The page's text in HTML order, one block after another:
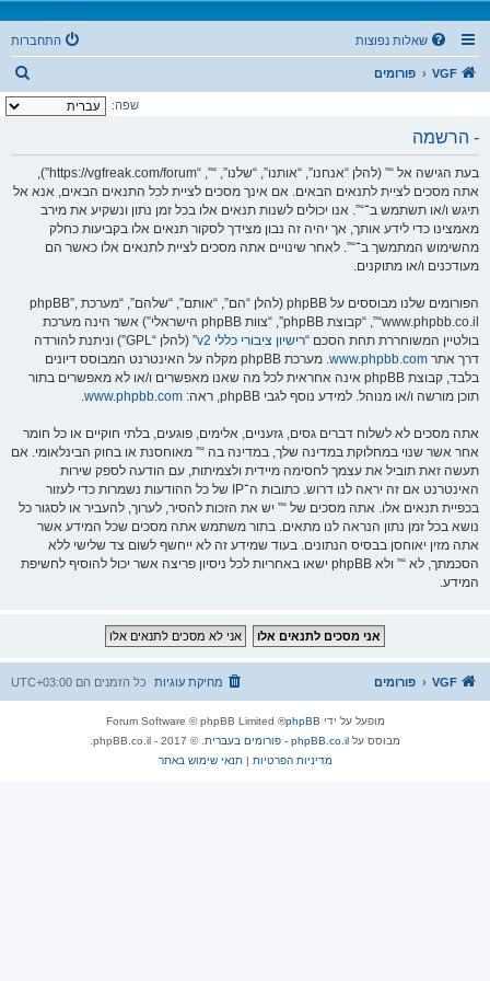
שאלות נפוצות התחברות
VGF פורומים
י
שפה:
- הרשמה
בעת הגישה אל “” (להלן “אנחנו”, “אותנו”, “שלנו”, “”, “https://vgfreak.com/forum”),
אתה מסכים לציית לתנאים הבאים. אם אינך מסכים לציית לכל התנאים הבאים, אנא אל
תיגש ו/או תשתמש ב־“”. אנו יכולים לשנות תנאים אלו בכל זמן נתון ונשקיע את מירב
מאמצינו כדי לידע אותך, אך יהיה זה נבון מצידך לסקור תנאים אלו בקביעות כחלק
מהשימוש המתמשך ב־“”. לאחר שינויים אתה מסכים לציית לתנאים אלו כאשר הם
מעודכנים ו/או מתוקנים.
הפורומים שלנו מבוססים על phpBB (להלן “הם”, “אותם”, “שלהם”, “מערכת phpBB”,
“www.phpbb.co.il”, “קבוצת phpBB”, “צוות phpBB הישראלי”) אשר הינה מערכת
בולטיין המשוחררת תחת הסכם “רישיון ציבורי כללי v2
” (להלן “GPL”) וניתנת להורדה
דרך אתר www.phpbb.com
. מערכת phpBB מקלה על האינטרנט המבוסס דיונים
בלבד, קבוצת phpBB אינה אחראית לכל מה שאנו מאפשרים ו/או לא מאפשרים בתור
תוכן מורשה ו/או מנוהל. למידע נוסף לגבי phpBB, ראה:
www.phpbb.com
.
אתה מסכים לא לשלוח דברים גסים, גזעניים, אלימים, פוגעים, בלתי חוקיים או כל חומר
אחר אשר שנוי במחלוקת במדינה שלך, במדינה בה “” מאוחסנת או בחוק הבינלאומי. אם
תעשה זאת תוביל את עצמך לחסימה מיידית ולצמיתות, עם הודעה לספק שירות
האינטרנט אם זה יראה לנו דרוש. כתובות ה־IP של כל ההודעות נשמרות כדי לעזור
בכפיית תנאים אלו. אתה מסכים של “” יש את הזכות להסיר, לערוך, להעביר או לסגור כל
נושא בכל זמן נתון הנראה לנו מתאים. בתור משתמש אתה מסכים שכל המידע אשר
אתה מזין יאוחסן בבסיס הנתונים. בעוד שמידע זה לא ייחשף לשום צד שלישי ללא
הסכמתך, לא “” ולא phpBB ישאו באחריות לכל ניסיון פריצה אשר יכול להוסיף לחשיפת
המידע.
VGF פורומים כל הזמנים הם UTC+03:00 מחיקת עוגיות
מופעל על ידי phpBB
® Forum Software © phpBB Limited
מבוסס על phpBB.co.il - פורומים בעברית
. © 2017 - phpBB.co.il.
מדיניות הפרטיות |תנאי שימוש באתר